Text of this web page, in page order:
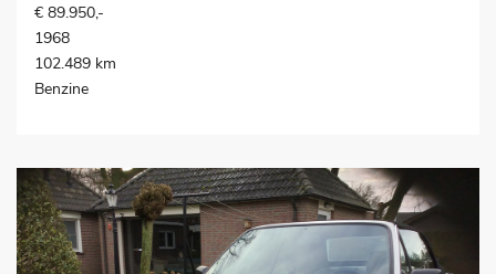
€ 89.950,-
1968
102.489 km
Benzine